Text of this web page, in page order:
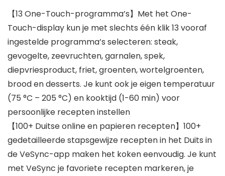
【13 One-Touch-programma’s】Met het One-
Touch-display kun je met slechts één klik 13 vooraf
ingestelde programma’s selecteren: steak,
gevogelte, zeevruchten, garnalen, spek,
diepvriesproduct, friet, groenten, wortelgroenten,
brood en desserts. Je kunt ook je eigen temperatuur
(75 °C – 205 °C) en kooktijd (1-60 min) voor
persoonlijke recepten instellen
【100+ Duitse online en papieren recepten】100+
gedetailleerde stapsgewijze recepten in het Duits in
de VeSync-app maken het koken eenvoudig. Je kunt
met VeSync je favoriete recepten markeren, je